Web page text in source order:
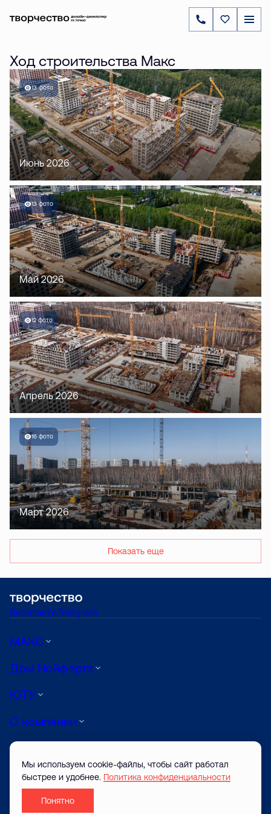
Ход строительства Макс
13 фото
Июнь 2026
13 фото
Май 2026
12 фото
Апрель 2026
16 фото
Март 2026
Показать еще
ВконтактеTelegram
МАКС
Дом Нойферта
ЮТУ
О компании
Луиджи
АРТ
© ТВОРЧЕСТВО САЙТ ЗАСТРОЙЩИКА 2026
Мы используем cookie-файлы, чтобы сайт работал
быстрее и удобнее. Политика конфиденциальности
Понятно